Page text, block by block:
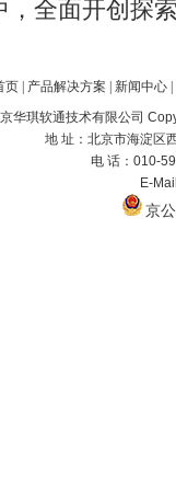
，全面开创探
页 产品解决方案 新闻中心
华琪软通技术有限公司
地 址：北京市海淀区
电 话：010-
E-
京